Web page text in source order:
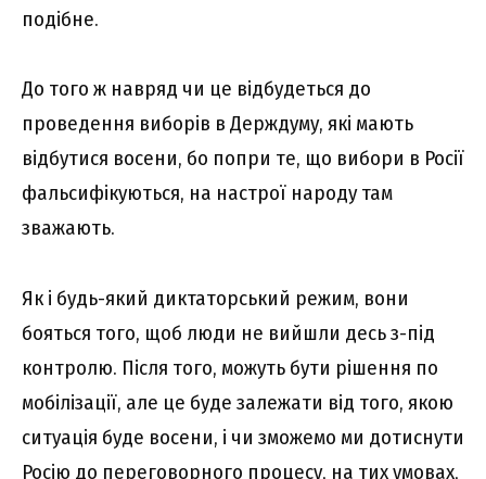
подібне.
До того ж навряд чи це відбудеться до
проведення виборів в Держдуму, які мають
відбутися восени, бо попри те, що вибори в Росії
фальсифікуються, на настрої народу там
зважають.
Як і будь-який диктаторський режим, вони
бояться того, щоб люди не вийшли десь з-під
контролю. Після того, можуть бути рішення по
мобілізації, але це буде залежати від того, якою
ситуація буде восени, і чи зможемо ми дотиснути
Росію до переговорного процесу, на тих умовах,